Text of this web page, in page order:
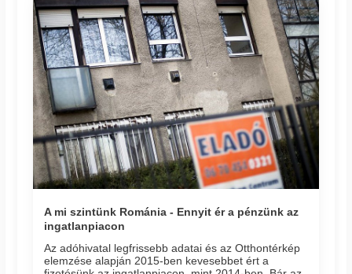
A mi szintünk Románia - Ennyit ér a pénzünk az
ingatlanpiacon
Az adóhivatal legfrissebb adatai és az Otthontérkép
elemzése alapján 2015-ben kevesebbet ért a